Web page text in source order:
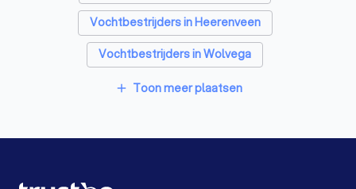
Hekwerkspecialisten in Lemmer
Interieurstylisten in Lemmer
Stoffeerders in Lemmer
Meubelmakers in Lemmer
Vochtbestrijders in Heerenveen
Vochtbestrijders in Wolvega
Vochtbestrijders in Sneek
Vochtbestrijders in Urk
add Toon meer plaatsen